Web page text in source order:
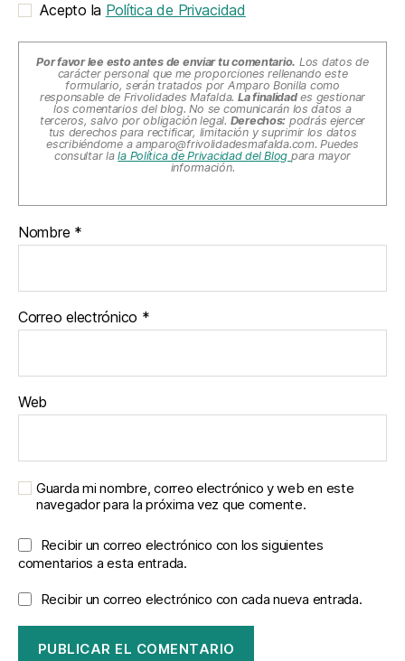
Acepto la Política de Privacidad
Por favor lee esto antes de enviar tu comentario. Los datos de
carácter personal que me proporciones rellenando este
formulario, serán tratados por Amparo Bonilla como
responsable de Frivolidades Mafalda. La finalidades gestionar
los comentarios del blog. No se comunicarán los datos a
terceros, salvo por obligación legal. Derechos: podrás ejercer
tus derechos para rectificar, limitación y suprimir los datos
escribiéndome a amparo@frivolidadesmafalda.com. Puedes
consultar lala Política de Privacidad del Blog para mayor
información.
Nombre *
Correo electrónico *
Web
Guarda mi nombre, correo electrónico y web en este
navegador para la próxima vez que comente.
Recibir un correo electrónico con los siguientes
comentarios a esta entrada.
Recibir un correo electrónico con cada nueva entrada.